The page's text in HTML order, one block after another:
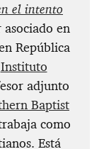
el intento
en
República
Instituto
adjunto
Baptist
como
Está